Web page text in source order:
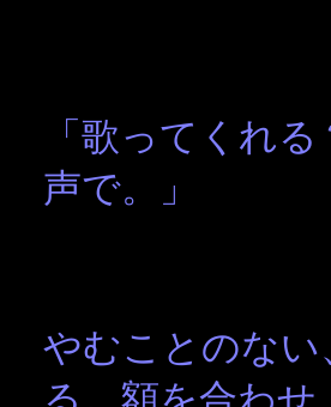
「歌ってくれ
声で。」
やむことのな